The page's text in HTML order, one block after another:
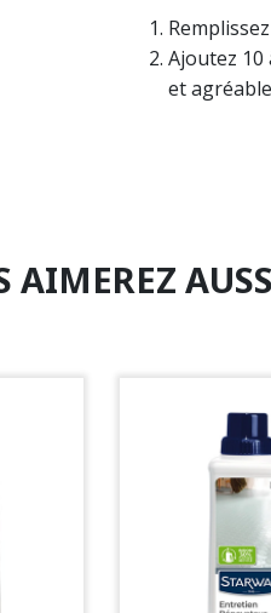
Ajoutez
et
AIMEREZ